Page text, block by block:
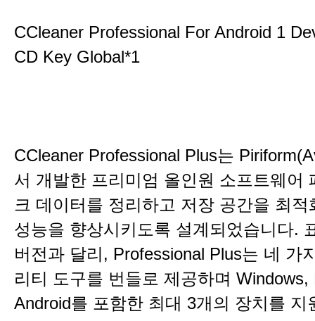
CCleaner Professional For Android 1
CD Key Global*1
CCleaner Professional Plus는
서 개발한 프리미엄 올인원 소프트웨어
크 데이터를 정리하고 저장 공간을 최적
성능을 향상시키도록 설계되었습니다.
버전과 달리, Professional Plus는 네 가
리티 도구를 번들로 제공하며 Windows,
Android를 포함한 최대 3개의 장치를 지